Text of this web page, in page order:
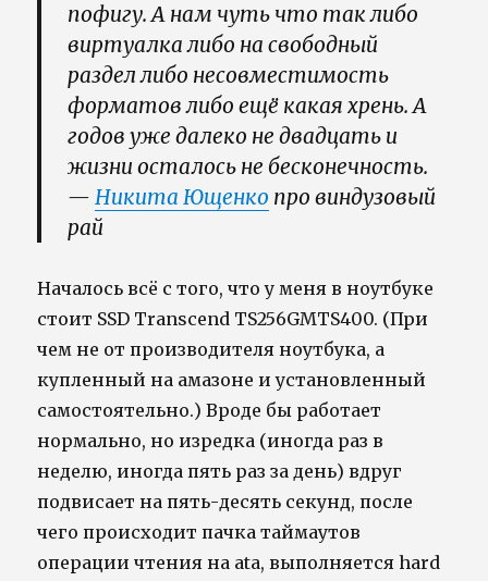
пофигу. А нам чуть что так либо
виртуалка либо на свободный
раздел либо несовместимость
форматов либо ещё какая хрень. А
годов уже далеко не двадцать и
жизни осталось не бесконечность.
—Никита Ющенко про виндузовый
рай
Началось всё с того, что у меня в ноутбуке
стоит SSD Transcend TS256GMTS400. (При
чем не от производителя ноутбука, а
купленный на амазоне и установленный
самостоятельно.) Вроде бы работает
нормально, но изредка (иногда раз в
неделю, иногда пять раз за день) вдруг
подвисает на пять-десять секунд, после
чего происходит пачка таймаутов
операции чтения на ata, выполняется hard